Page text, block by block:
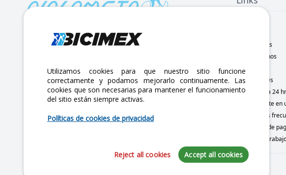
Calle Lago Müritz No. 30 Col. Mariano Escobedo,
atencionclientes@bicimex.com
+ 55 9126 9007
Sucursales
Contáctanos
Marcas
Novedades
Motometa 24
Conviértete
Preguntas
Métodos de
Bolsa de
Utilizamos cookies para que nuestro sitio funcione
correctamente y podamos mejorarlo continuamente. Las
cookies que son necesarias para mantener el funcionamiento
del sitio están siempre activas.
Políticas de cookies de privacidad
Reject all cookies Accept all cookies